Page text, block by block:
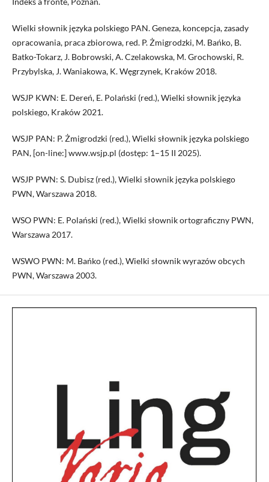
Wielki słownik języka polskiego PAN. Geneza, koncepcja, zasady
opracowania, praca zbiorowa, red. P. Żmigrodzki, M. Bańko, B.
Batko-Tokarz, J. Bobrowski, A. Czelakowska, M. Grochowski, R.
Przybylska, J. Waniakowa, K. Węgrzynek, Kraków 2018.
WSJP KWN: E. Dereń, E. Polański (red.), Wielki słownik języka
polskiego, Kraków 2021.
WSJP PAN: P. Żmigrodzki (red.), Wielki słownik języka polskiego
PAN, [on-line:] www.wsjp.pl (dostęp: 1–15 II 2025).
WSJP PWN: S. Dubisz (red.), Wielki słownik języka polskiego
PWN, Warszawa 2018.
WSO PWN: E. Polański (red.), Wielki słownik ortograficzny PWN,
Warszawa 2017.
WSWO PWN: M. Bańko (red.), Wielki słownik wyrazów obcych
PWN, Warszawa 2003.